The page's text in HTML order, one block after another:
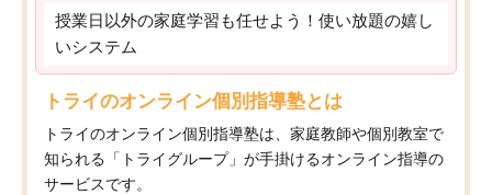
授業日以外の家庭学習も任せよう！使い放題の嬉し
いシステム
トライのオンライン個別指導塾とは
トライのオンライン個別指導塾は、家庭教師や個別教室で
知られる「トライグループ」が手掛けるオンライン指導の
サービスです。